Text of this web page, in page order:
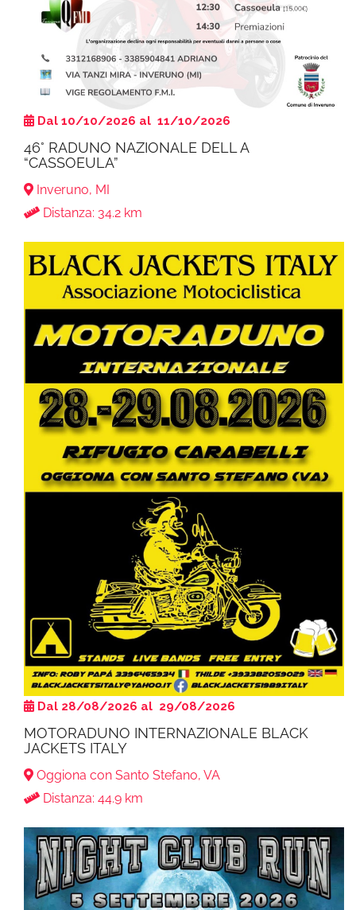
Dal 10/10/2026 al 11/10/2026
46° RADUNO NAZIONALE DELL A
“CASSOEULA”
Inveruno, MI
Distanza: 34.2 km
Dal 28/08/2026 al 29/08/2026
MOTORADUNO INTERNAZIONALE BLACK
JACKETS ITALY
Oggiona con Santo Stefano, VA
Distanza: 44.9 km